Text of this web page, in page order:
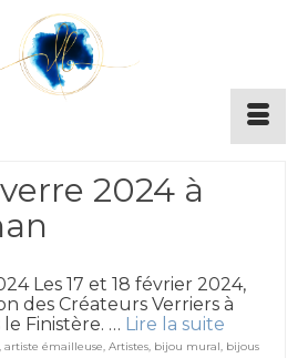
2024 à
Les 17 et 18 février 2024,
des Créateurs Verriers à
Finistère. … Lire la suite
, artiste émailleuse, Artistes, bijou mural, bijous